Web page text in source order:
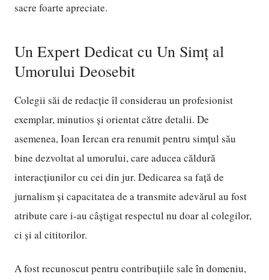
sacre foarte apreciate.
Un Expert Dedicat cu Un Simț al
Umorului Deosebit
Colegii săi de redacție îl considerau un profesionist
exemplar, minutios și orientat către detalii. De
asemenea, Ioan Iercan era renumit pentru simțul său
bine dezvoltat al umorului, care aducea căldură
interacțiunilor cu cei din jur. Dedicarea sa față de
jurnalism și capacitatea de a transmite adevărul au fost
atribute care i-au câștigat respectul nu doar al colegilor,
ci și al cititorilor.
A fost recunoscut pentru contribuțiile sale în domeniu,